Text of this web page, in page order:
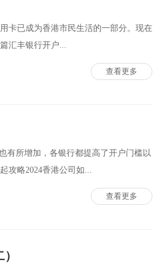
卡已成为香港市民生活的一部分。现在
汇丰银行开户...
查看更多
有所增加，各银行都提高了开户门槛以
攻略2024香港公司如...
查看更多